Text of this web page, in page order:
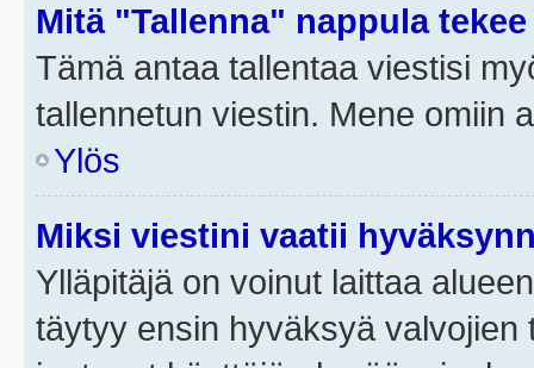
Mitä "Tallenna" nappula
Tämä antaa tallentaa viestisi
tallennetun viestin. Mene omiin
Ylös
Miksi viestini vaatii
Ylläpitäjä on voinut laittaa
täytyy ensin hyväksyä